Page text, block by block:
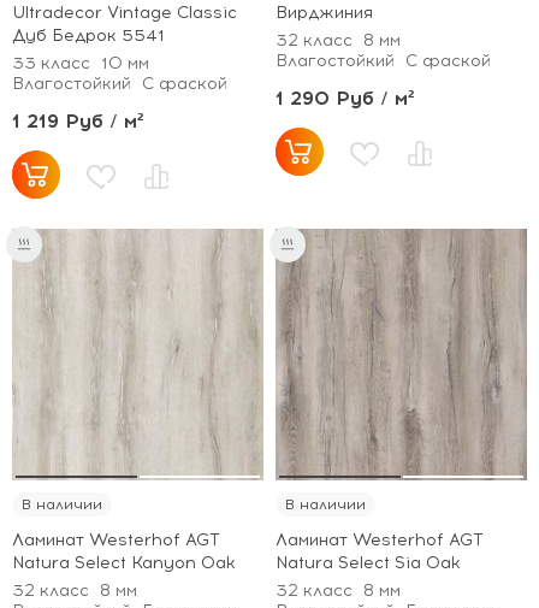
Ultradecor Vintage Classic
Дуб Бедрок 5541
33 класс
10 мм
Влагостойкий
С фаской
1 219 Руб / м²
Вирджиния
32 класс
8 мм
Влагостойкий
С фаской
1 290 Руб / м²
В наличии
Ламинат Westerhof AGT
Natura Select Kanyon Oak
32 класс
8 мм
В наличии
Ламинат Westerhof AGT
Natura Select Sia Oak
32 класс
8 мм